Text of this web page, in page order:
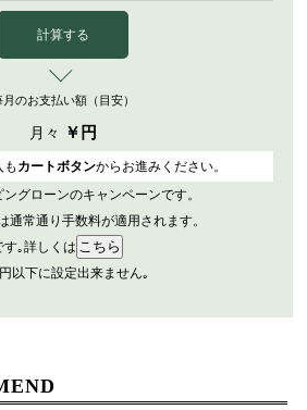
計算する
月のお支払い額（目安）
月々 ￥ 円
も カートボタンからお進みください。
グローンのキャンペーンです。
通常通り手数料が適用されます。
｡詳しくは
以下に設定出来ません｡